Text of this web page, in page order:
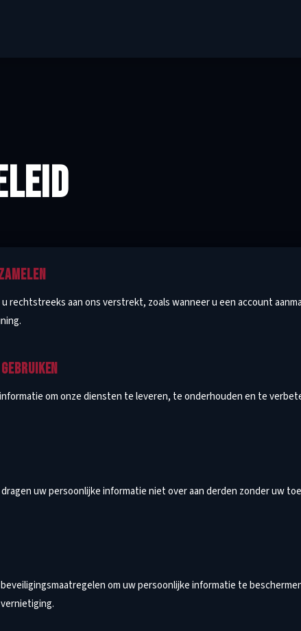
rechtstreeks aan ons verstrekt, zoals wanneer u een account
om onze diensten te leveren, te onderhouden en te
uw persoonlijke informatie niet over aan derden zonder uw
om uw persoonlijke informatie te